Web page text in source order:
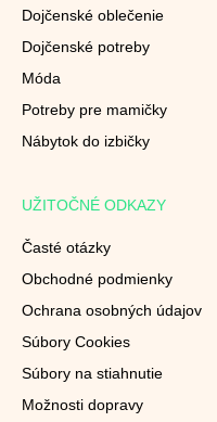
Dojčenské oblečenie
Dojčenské potreby
Móda
Potreby pre mamičky
Nábytok do izbičky
UŽITOČNÉ ODKAZY
Časté otázky
Obchodné podmienky
Ochrana osobných údajov
Súbory Cookies
Súbory na stiahnutie
Možnosti dopravy